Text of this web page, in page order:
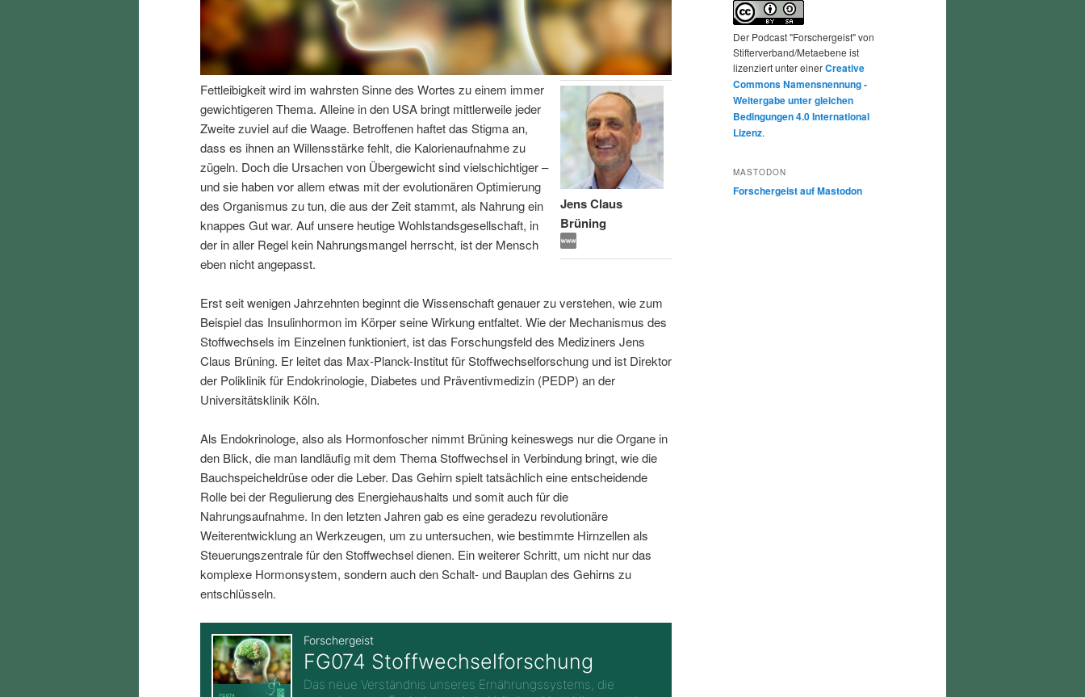
n
t
s
p
r
i
g
e
n
n
h
a
l
t
s
p
i
n
g
e
Jens Claus
Brüning
Fettleibigkeit wird im wahrsten Sinne des Wortes zu einem immer
gewichtigeren Thema. Alleine in den USA bringt mittlerweile jeder
Zweite zuviel auf die Waage. Betroffenen haftet das Stigma an,
dass es ihnen an Willensstärke fehlt, die Kalorienaufnahme zu
zügeln. Doch die Ursachen von Übergewicht sind vielschichtiger –
und sie haben vor allem etwas mit der evolutionären Optimierung
des Organismus zu tun, die aus der Zeit stammt, als Nahrung ein
knappes Gut war. Auf unsere heutige Wohlstandsgesellschaft, in
der in aller Regel kein Nahrungsmangel herrscht, ist der Mensch
eben nicht angepasst.
Erst seit wenigen Jahrzehnten beginnt die Wissenschaft genauer zu verstehen, wie zum
Beispiel das Insulinhormon im Körper seine Wirkung entfaltet. Wie der Mechanismus des
Stoffwechsels im Einzelnen funktioniert, ist das Forschungsfeld des Mediziners Jens
Claus Brüning. Er leitet das Max-Planck-Institut für Stoffwechselforschung und ist Direktor
der Poliklinik für Endokrinologie, Diabetes und Präventivmedizin (PEDP) an der
Universitätsklinik Köln.
Als Endokrinologe, also als Hormonfoscher nimmt Brüning keineswegs nur die Organe in
den Blick, die man landläufig mit dem Thema Stoffwechsel in Verbindung bringt, wie die
Bauchspeicheldrüse oder die Leber. Das Gehirn spielt tatsächlich eine entscheidende
Rolle bei der Regulierung des Energiehaushalts und somit auch für die
Nahrungsaufnahme. In den letzten Jahren gab es eine geradezu revolutionäre
Weiterentwicklung an Werkzeugen, um zu untersuchen, wie bestimmte Hirnzellen als
Steuerungszentrale für den Stoffwechsel dienen. Ein weiterer Schritt, um nicht nur das
komplexe Hormonsystem, sondern auch den Schalt- und Bauplan des Gehirns zu
entschlüsseln.
Der Podcast "Forschergeist" von
Stifterverband/Metaebene ist
lizenziert unter einerCreative
Commons Namensnennung -
Weitergabe unter gleichen
Bedingungen 4.0 International
Lizenz.
MASTODON
Forschergeist auf Mastodon